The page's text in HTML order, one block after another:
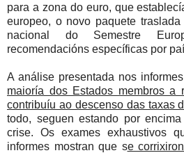
para a zona do euro, que
europeo, o novo paquete
nacional do Semestre
recomendacións específicas por
A análise presentada nos
maioría dos Estados membros a
contribuíu ao descenso das taxas
todo, seguen estando por
crise. Os exames exhaustivos
informes mostran que se